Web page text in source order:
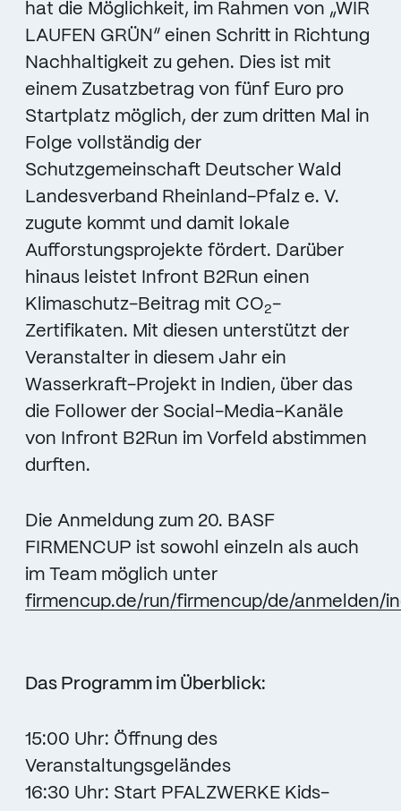
hat die Möglichkeit, im Rahmen von „WIR
LAUFEN GRÜN“ einen Schritt in Richtung
Nachhaltigkeit zu gehen. Dies ist mit
einem Zusatzbetrag von fünf Euro pro
Startplatz möglich, der zum dritten Mal in
Folge vollständig der
Schutzgemeinschaft Deutscher Wald
Landesverband Rheinland-Pfalz e. V.
zugute kommt und damit lokale
Aufforstungsprojekte fördert. Darüber
hinaus leistet Infront B2Run einen
Klimaschutz-Beitrag mit CO2-
Zertifikaten. Mit diesen unterstützt der
Veranstalter in diesem Jahr ein
Wasserkraft-Projekt in Indien, über das
die Follower der Social-Media-Kanäle
von Infront B2Run im Vorfeld abstimmen
durften.
Die Anmeldung zum 20. BASF
FIRMENCUP ist sowohl einzeln als auch
im Team möglich unter
firmencup.de/run/firmencup/de/anmelden/
Das Programm im Überblick:
15:00 Uhr: Öffnung des
Veranstaltungsgeländes
16:30 Uhr: Start PFALZWERKE Kids-